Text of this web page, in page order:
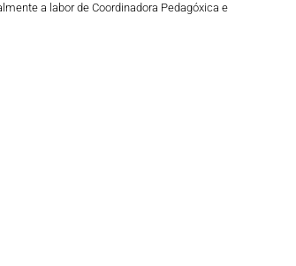
a labor de Coordinadora Pedagóxica e